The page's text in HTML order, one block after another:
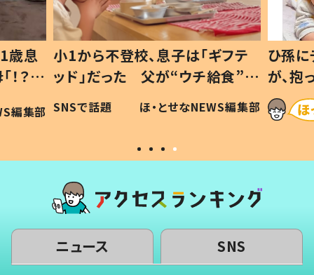
歳息
？」
編集部
小1から不登校、息子は「ギフテ
ッド」だった 父が“ウチ給食”を
作り続ける理由とは #令和の親
#令和の子
SNSで話題 ほ・とせなNEWS編集部
ひ孫
が、
「涙が
い」
ニュース SNS